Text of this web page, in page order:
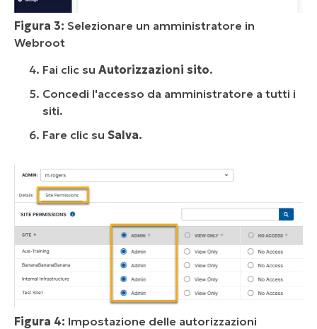
Figura 3: Selezionare un amministratore in
Webroot
Fai clic su Autorizzazioni sito.
Concedi l'accesso da amministratore a tutti i
siti.
Fare clic su Salva.
Figura 4: Impostazione delle autorizzazioni